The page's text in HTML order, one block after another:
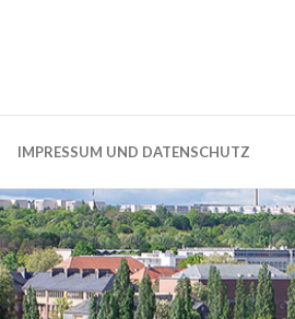
IMPRESSUM UND DATENSCHUTZ